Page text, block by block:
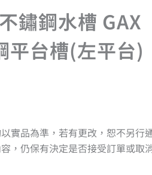
鏽鋼水槽 GAX
平台槽(左平台)
實品為準，若有更改，恕不另行
，仍保有決定是否接受訂單或取